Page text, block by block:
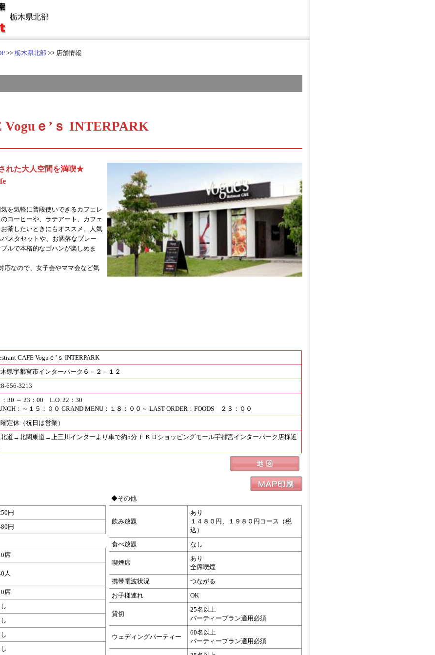
栃木県北部
>> 栃木県北部 >> 店舗情報
Voguｅ’ｓ INTERPARK
れた大人空間を満喫★
を気軽に普段使いできるカフェレ
コーヒーや、ラテアート、カフェ
茶したいときにもオススメ。人気
スタセットや、お洒落なプレー
ルで本格的なゴハンが楽しめま
応なので、女子会やママ会など気
CAFE Voguｅ’ｓ INTERPARK
県宇都宮市インターパーク６－２－１２
656-3213
：30 ～ 23：00 L.O. 22：30
：～１５：００ GRAND MENU：１８：００～ LAST ORDER：FOODS ２３：００
定休（祝日は営業）
道→北関東道→上三川インターより車で約5分 ＦＫＤショッピングモール宇都宮インターパーク店様近
円
円
席
人
席
◆その他
飲み放題
あり
１４８０円、１９８０円コース（税
込）
食べ放題
なし
喫煙席
あり
全席喫煙
携帯電波状況
つながる
お子様連れ
OK
貸切
25名以上
パーティープラン適用必須
ウェディングパーティー
60名以上
パーティープラン適用必須